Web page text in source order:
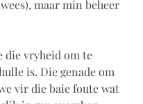
maar min beheer
die vryheid om te
is. Die genade om
vir die baie foute wat